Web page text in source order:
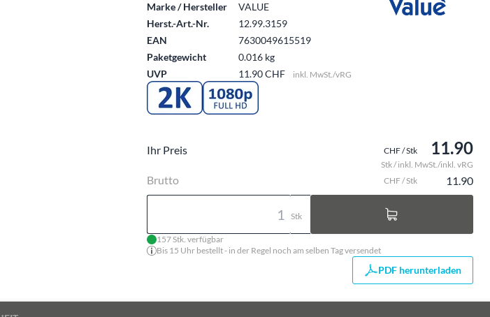
Marke / Hersteller
VALUE
Herst.-Art.-Nr.
12.99.3159
EAN
7630049615519
Paketgewicht
0.016 kg
UVP
11.90 CHF inkl. MwSt./vRG
Ihr Preis CHF / Stk 11.90
Stk / inkl. MwSt./inkl. vRG
Brutto CHF / Stk 11.90
Stk
157 Stk. verfügbar
Bis 15 Uhr bestellt - in der Regel noch am selben Tag versendet
PDF herunterladen